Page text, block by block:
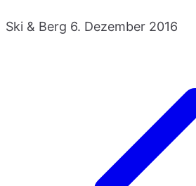
Ski & Berg 6. Dezember 2016